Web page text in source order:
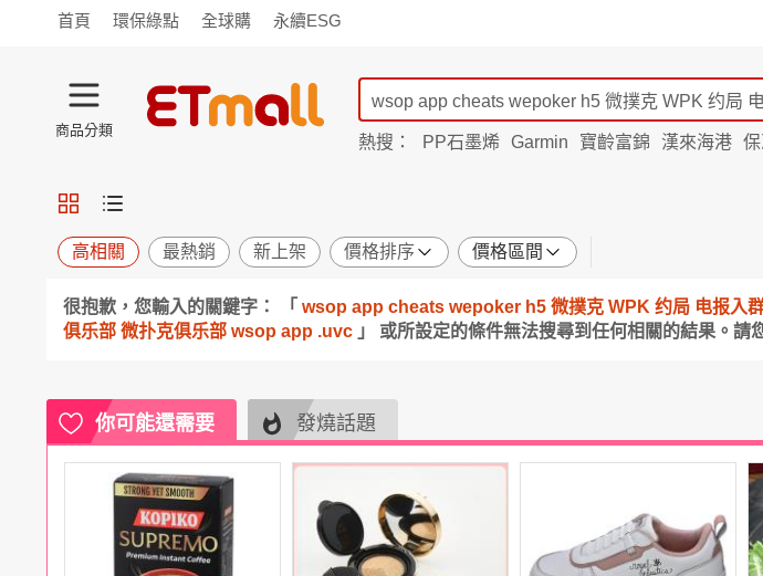
首頁 環保綠點 全球購 永續ESG
商品分類
旅遊
寵物
保健
用品 機能
窈窕
日用
紙品 清潔
口腔
鍋具
杯瓶 廚衛
休閒
寢具
家具 收納
宗教
Apple
小米 手機平板
穿戴
電視 季節
廚房
週邊 電玩
耳機
彩妝 美髮 香氛
熱搜： PP石墨烯 Garmin 寶齡富錦 漢來海港
高相關 最熱銷 新上架 價格排序 價格區間
很抱歉，您輸入的關鍵字： 「 wsop app cheats wepoker h5 微撲克 WPK 约局 电报入
俱乐部 微扑克俱乐部 wsop app .uvc 」 或所設定的條件無法搜尋到任何相關的結果。請
你可能還需要 發燒話題